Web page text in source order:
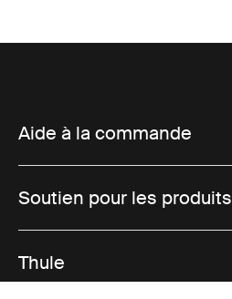
Aide à la commande
Soutien pour les produits
Thule